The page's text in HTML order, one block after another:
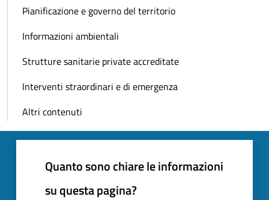
Pianificazione e governo del territorio
Informazioni ambientali
Strutture sanitarie private accreditate
Interventi straordinari e di emergenza
Altri contenuti
Quanto sono chiare le informazioni
su questa pagina?